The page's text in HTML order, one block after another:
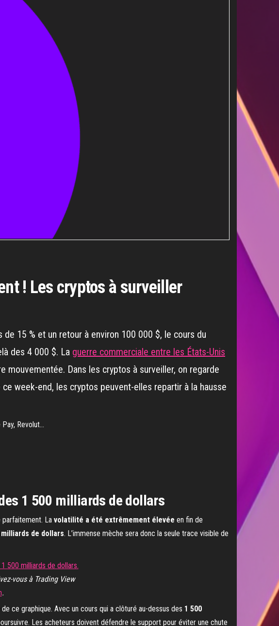
! Les cryptos à surveiller
15 % et un retour à environ 100 000 $, le cours du
des 4 000 $. La guerre commerciale entre les États-Unis
Dans les cryptos à surveiller, on regarde
week-end, les cryptos peuvent-elles repartir à la hausse
Revolut…
1 500 milliards de dollars
parfaitement. La volatilité a été extrêmement élevée en fin de
de dollars. L’immense mèche sera donc la seule trace visible de
vous à Trading View
.
de ce graphique. Avec un cours qui a clôturé au-dessus des 1 500
Les acheteurs doivent défendre le support pour éviter une chute